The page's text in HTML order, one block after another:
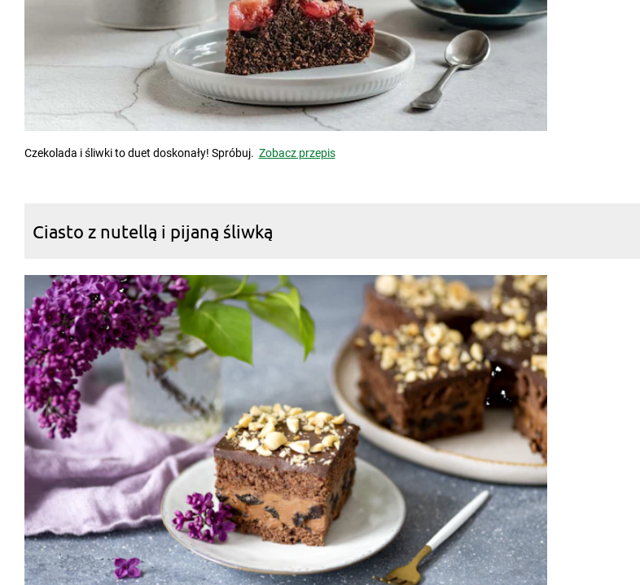
Czekolada i śliwki to duet doskonały! Spróbuj. Zobacz przepis
Ciasto z nutellą i pijaną śliwką